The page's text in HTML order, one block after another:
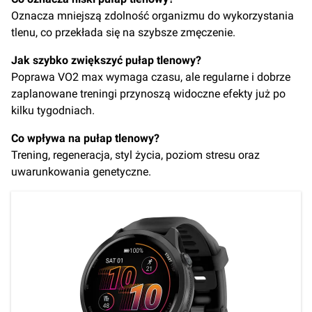
Oznacza mniejszą zdolność organizmu do wykorzystania
tlenu, co przekłada się na szybsze zmęczenie.
Jak szybko zwiększyć pułap tlenowy?
Poprawa VO2 max wymaga czasu, ale regularne i dobrze
zaplanowane treningi przynoszą widoczne efekty już po
kilku tygodniach.
Co wpływa na pułap tlenowy?
Trening, regeneracja, styl życia, poziom stresu oraz
uwarunkowania genetyczne.